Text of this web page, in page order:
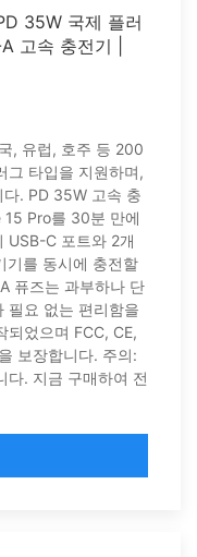
35W 국제 플러
고속 충전기 |
, 유럽, 호주 등 200
그 타입을 지원하며,
. PD 35W 고속 충
15 Pro를 30분 만에
USB-C 포트와 2개
기를 동시에 충전할
퓨즈는 과부하나 단
필요 없는 편리함을
되었으며 FCC, CE,
보장합니다. 주의:
다. 지금 구매하여 전